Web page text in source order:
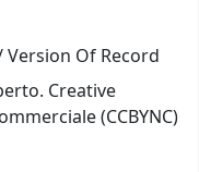
Version Of Record
Creative
(CCBYNC)